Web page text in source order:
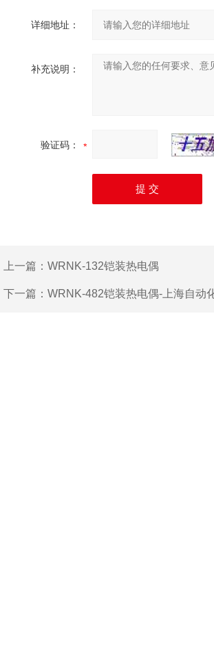
详细地址：
补充说明：
验证码：
上一篇： WRNK-132铠装热电偶
下一篇： WRNK-482铠装热电偶-上海自动